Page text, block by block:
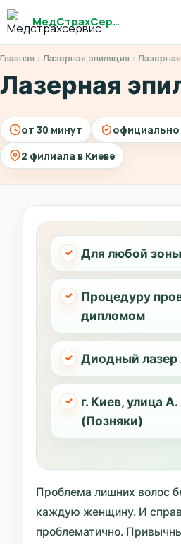
МедСтрахСервис
Главная Лазерная эпиляция
Лазерная
от 30 минут
официально
2 филиала в Киеве
Для любой
Процедуру
дипломом
Диодный лазер
г. Киев, улица
(Позняки)
Проблема лишних волос
каждую женщину. И
проблематично.